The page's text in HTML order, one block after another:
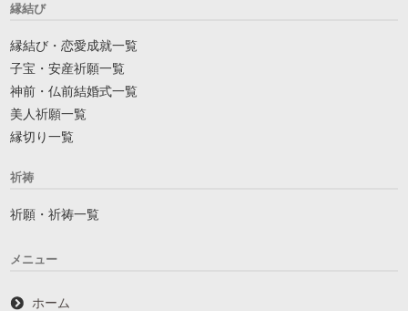
縁結び
縁結び・恋愛成就一覧
子宝・安産祈願一覧
神前・仏前結婚式一覧
美人祈願一覧
縁切り一覧
祈祷
祈願・祈祷一覧
メニュー
ホーム